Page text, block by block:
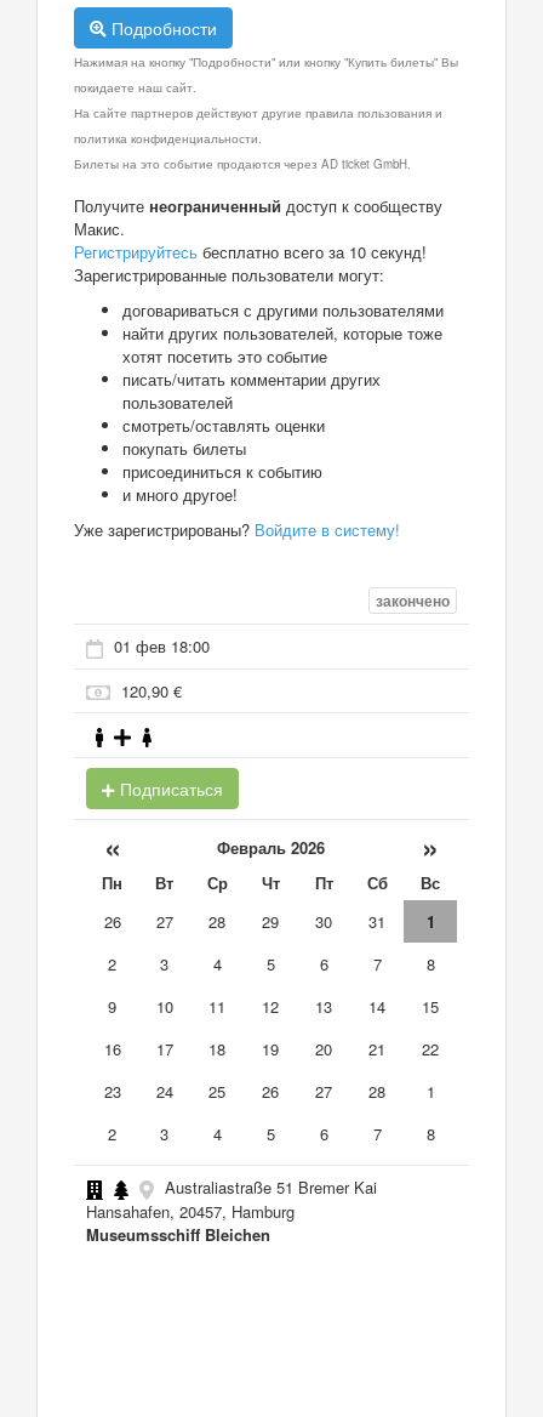
Подробности
Нажимая на кнопку "Подробности" или кнопку "Купить билеты" Вы
покидаете наш сайт.
На сайте партнеров действуют другие правила пользования и
политика конфиденциальности.
Билеты на это событие продаются через AD ticket GmbH.
Получите неограниченный доступ к сообществу
Макис.
Регистрируйтесь бесплатно всего за 10 секунд!
Зарегистрированные пользователи могут:
договариваться с другими пользователями
найти других пользователей, которые тоже
хотят посетить это событие
писать/читать комментарии других
пользователей
смотреть/оставлять оценки
покупать билеты
присоединиться к событию
и много другое!
Уже зарегистрированы? Войдите в систему!
закончено
01 фев 18:00
120,90 €
Подписаться
« Февраль 2026 »
Пн Вт Ср Чт Пт Сб
Вс
26
27 28 29 30 31
1
2
3 4 5 6 7
8
9
10 11 12 13 14
15
16
17 18 19 20 21
22
23
24 25 26 27 28
1
2
3 4 5 6 7 8
Australiastraße 51 Bremer Kai
Hansahafen, 20457, Hamburg
Museumsschiff Bleichen